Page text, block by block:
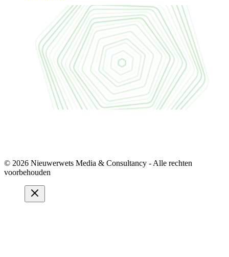
© 2026 Nieuwerwets Media & Consultancy - Alle rechten
voorbehouden